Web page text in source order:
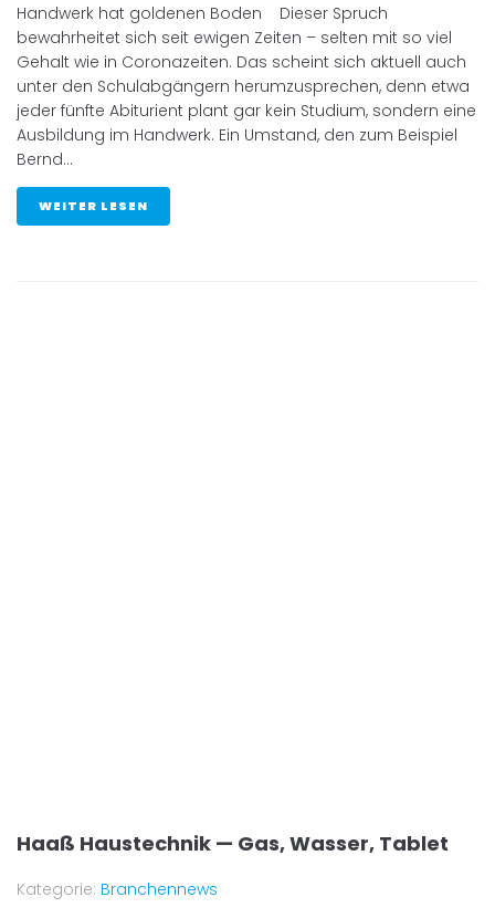
Handwerk hat goldenen Boden Dieser Spruch
bewahrheitet sich seit ewigen Zeiten – selten mit so viel
Gehalt wie in Coronazeiten. Das scheint sich aktuell auch
unter den Schulabgängern herumzusprechen, denn etwa
jeder fünfte Abiturient plant gar kein Studium, sondern eine
Ausbildung im Handwerk. Ein Umstand, den zum Beispiel
Bernd...
WEITER LESEN
Haaß Haustechnik — Gas, Wasser, Tablet
Kategorie: Branchennews